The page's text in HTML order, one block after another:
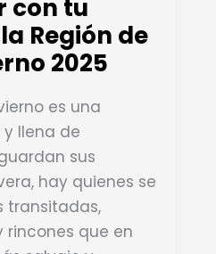
con tu
Región de
2025
es una
llena de
sus
hay quienes se
transitadas,
rincones que en